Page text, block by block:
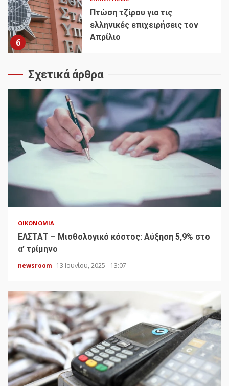
6
Πτώση τζίρου για τις
ελληνικές επιχειρήσεις τον
Απρίλιο
Σχετικά άρθρα
ΟΙΚΟΝΟΜΊΑ
ΕΛΣΤΑΤ – Μισθολογικό κόστος: Αύξηση 5,9% στο
α’ τρίμηνο
newsroom 13 Ιουνίου, 2025 - 13:07